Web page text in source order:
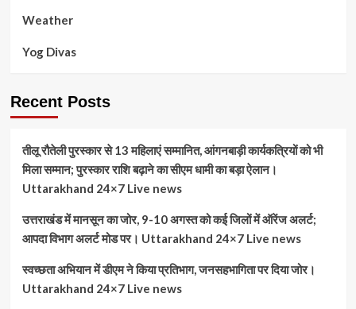
Weather
Yog Divas
Recent Posts
तीलू रौतेली पुरस्कार से 13 महिलाएं सम्मानित, आंगनबाड़ी कार्यकत्रियों को भी
मिला सम्मान; पुरस्कार राशि बढ़ाने का सीएम धामी का बड़ा ऐलान।
Uttarakhand 24×7 Live news
उत्तराखंड में मानसून का जोर, 9-10 अगस्त को कई जिलों में ऑरेंज अलर्ट;
आपदा विभाग अलर्ट मोड पर। Uttarakhand 24×7 Live news
स्वच्छता अभियान में डीएम ने किया प्रतिभाग, जनसहभागिता पर दिया जोर।
Uttarakhand 24×7 Live news